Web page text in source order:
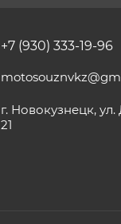
+7 (930) 333-19-96
г. Новокузнецк,
21